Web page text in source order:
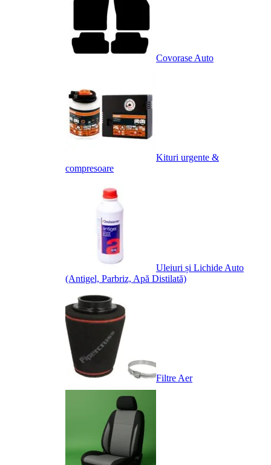
Covorase Auto
Kituri urgente &
compresoare
Uleiuri și Lichide Auto
(Antigel, Parbriz, Apă Distilată)
Filtre Aer